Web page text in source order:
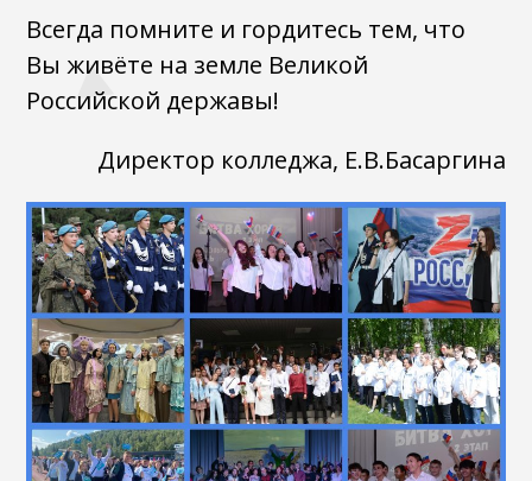
Всегда помните и гордитесь тем, что
Вы живёте на земле Великой
Российской державы!
Директор колледжа, Е.В.Басаргина